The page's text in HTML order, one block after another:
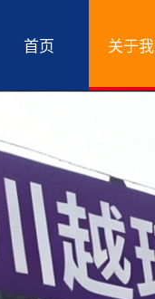
首页 关于